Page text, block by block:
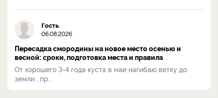
Гость
06.08.2026
Пересадка смородины на новое место осенью и
весной: сроки, подготовка места и правила
От хорошего 3-4 года куста в мае нагибаю ветку до
земли , пр...